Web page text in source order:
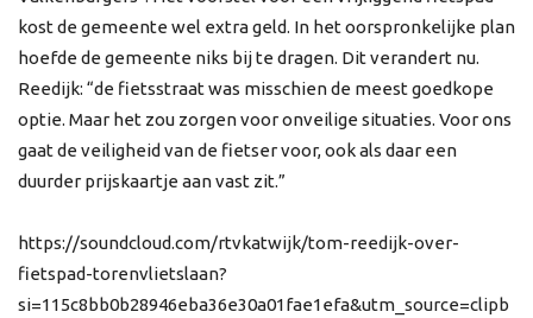
kost de gemeente wel extra geld. In het oorspronkelijke plan
hoefde de gemeente niks bij te dragen. Dit verandert nu.
Reedijk: “de fietsstraat was misschien de meest goedkope
optie. Maar het zou zorgen voor onveilige situaties. Voor ons
gaat de veiligheid van de fietser voor, ook als daar een
duurder prijskaartje aan vast zit.”
https://soundcloud.com/rtvkatwijk/tom-reedijk-over-
fietspad-torenvlietslaan?
si=115c8bb0b28946eba36e30a01fae1efa&utm_source=clipb